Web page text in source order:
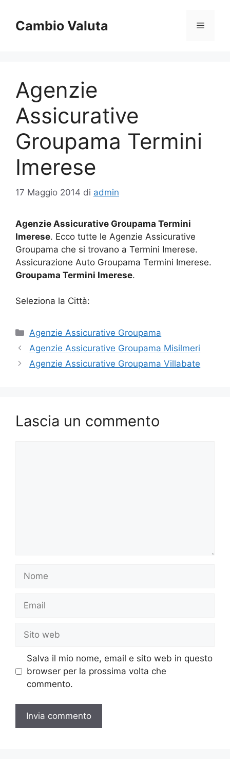
contenuto
Cambio Valuta Menu
Agenzie
Assicurative
Groupama Termini
Imerese
17 Maggio 2014 di admin
Agenzie Assicurative Groupama Termini
Imerese. Ecco tutte le Agenzie Assicurative
Groupama che si trovano a Termini Imerese.
Assicurazione Auto Groupama Termini Imerese.
Groupama Termini Imerese.
Seleziona la Città:
Categorie
Agenzie Assicurative Groupama
Agenzie Assicurative Groupama Misilmeri
Agenzie Assicurative Groupama Villabate
Lascia un commento
Nome
Email
Sito
web
Salva il mio nome, email e sito web in questo
browser per la prossima volta che
commento.